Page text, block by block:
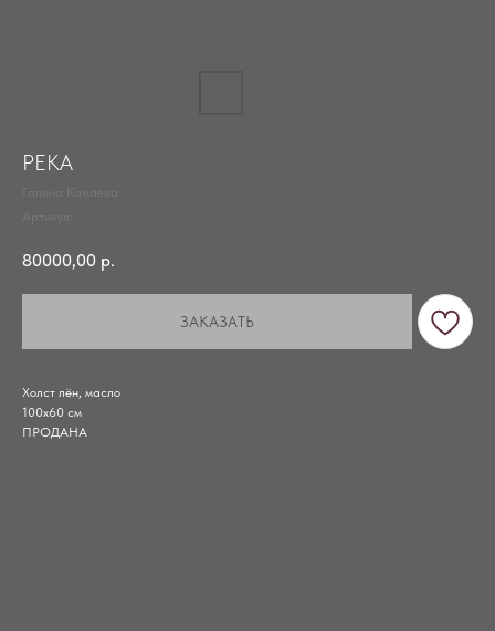
РЕКА
80000,00 р.
ЗАКАЗАТЬ
Холст лён, масло
100х60 см
ПРОДАНА